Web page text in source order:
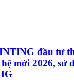
đầu tư
mới 2026, sử